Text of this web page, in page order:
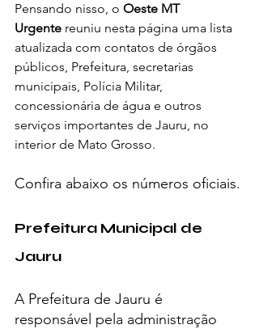
Pensando nisso, o Oeste MT
Urgente reuniu nesta página uma lista
atualizada com contatos de órgãos
públicos, Prefeitura, secretarias
municipais, Polícia Militar,
concessionária de água e outros
serviços importantes de Jauru, no
interior de Mato Grosso.
Confira abaixo os números oficiais.
Prefeitura Municipal de
Jauru
A Prefeitura de Jauru é
responsável pela administração